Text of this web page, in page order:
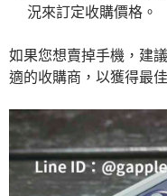
況來訂定收購價格。
如果您想賣掉手機，建
適的收購商，以獲得最